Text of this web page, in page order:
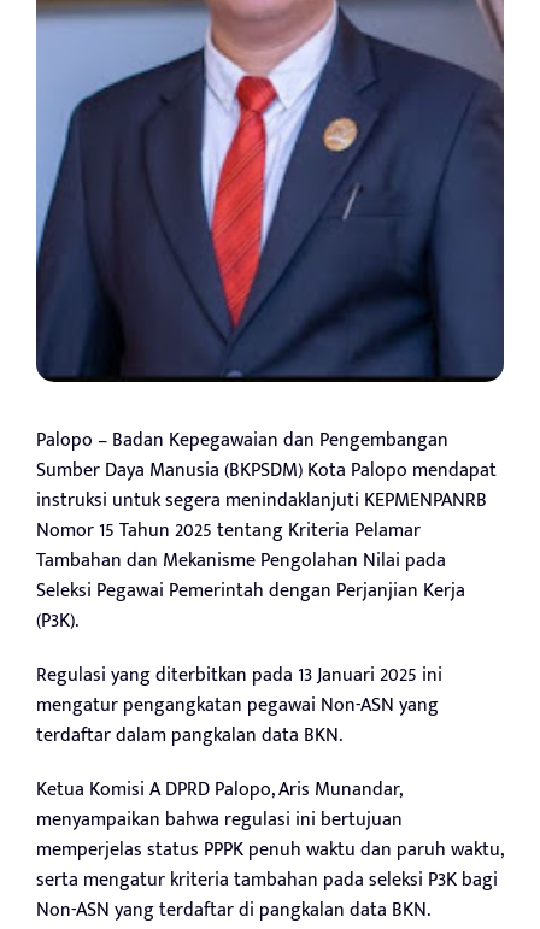
Palopo – Badan Kepegawaian dan Pengembangan
Sumber Daya Manusia (BKPSDM) Kota Palopo mendapat
instruksi untuk segera menindaklanjuti KEPMENPANRB
Nomor 15 Tahun 2025 tentang Kriteria Pelamar
Tambahan dan Mekanisme Pengolahan Nilai pada
Seleksi Pegawai Pemerintah dengan Perjanjian Kerja
(P3K).
Regulasi yang diterbitkan pada 13 Januari 2025 ini
mengatur pengangkatan pegawai Non-ASN yang
terdaftar dalam pangkalan data BKN.
Ketua Komisi A DPRD Palopo, Aris Munandar,
menyampaikan bahwa regulasi ini bertujuan
memperjelas status PPPK penuh waktu dan paruh waktu,
serta mengatur kriteria tambahan pada seleksi P3K bagi
Non-ASN yang terdaftar di pangkalan data BKN.